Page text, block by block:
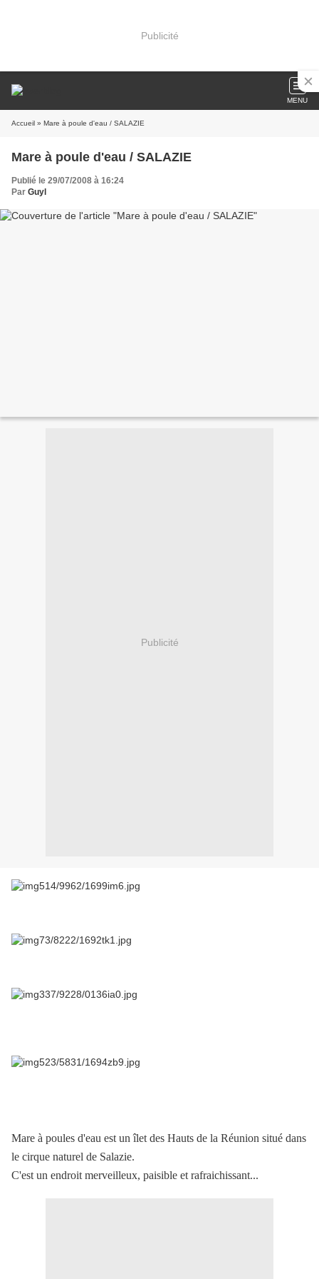
Publicité
MENU
Accueil » Mare à poule d'eau / SALAZIE
Mare à poule d'eau / SALAZIE
Publié le 29/07/2008 à 16:24
Par Guyl
Publicité
Mare à poules d'eau est un îlet des Hauts de la Réunion situé dans
le cirque naturel de Salazie.
C'est un endroit merveilleux, paisible et rafraichissant...